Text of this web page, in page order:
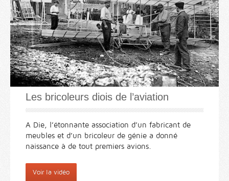
Les bricoleurs diois de l’aviation
A Die, l’étonnante association d’un fabricant de
meubles et d’un bricoleur de génie a donné
naissance à de tout premiers avions.
Voir la vidéo